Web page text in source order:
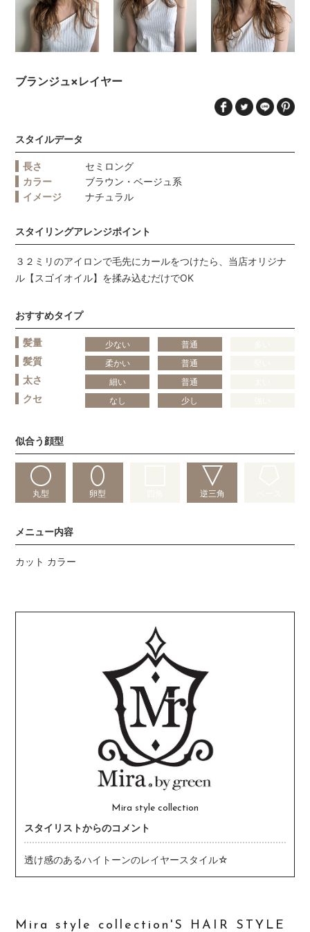
ブランジュ×レイヤー
スタイルデータ
長さ
セミロング
カラー
ブラウン・ベージュ系
イメージ
ナチュラル
スタイリングアレンジポイント
３２ミリのアイロンで毛先にカールをつけたら、当店オリジナ
ル【スゴイオイル】を揉み込むだけでOK
おすすめタイプ
髪量 少ない 普通
髪質 柔かい 普通
太さ 細い 普通
クセ なし 少し
似合う顔型
丸型 卵型 逆三角
メニュー内容
カット カラー
Mira style collection
スタイリストからのコメント
透け感のあるハイトーンのレイヤースタイル☆
Mira style collection'S HAIR STYLE